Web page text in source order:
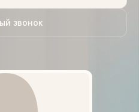
звонок